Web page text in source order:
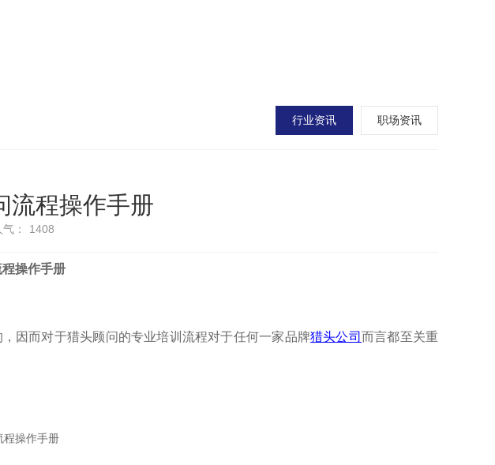
行业资讯 职场资讯
流程操作手册
气： 1408
操作手册
因而对于猎头顾问的专业培训流程对于任何一家品牌猎头公司 而言都至关重